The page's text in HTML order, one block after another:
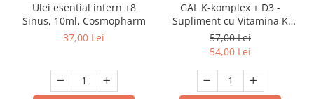
Ulei esential intern +8
Sinus, 10ml, Cosmopharm
37,00 Lei
GAL K-komplex + D3 -
Supliment cu Vitamina K
(500 mcg) și D3 (4000 UI) -
60 doze
57,00 Lei
54,00 Lei